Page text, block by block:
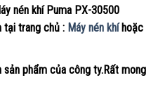
nén khí Puma PX-30500
tại trang chủ : Máy nén khíhoặc
sản phẩm của công ty.Rất mong